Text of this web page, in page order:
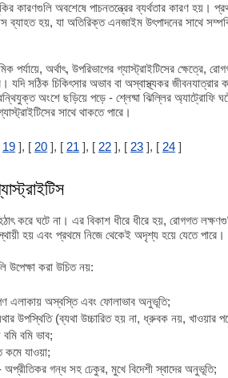
কারণগুলি অবশেষে পাচনতন্ত্রের ব্যর্থতার কারণ হয়।
ব্যাহত হয়, যা অতিরিক্ত এনজাইম উৎপাদনের সাথে
পর্যায়ে, অর্থাৎ, উপরিভাগের গ্যাস্ট্রাইটিসের ক্ষেত্রে,
যদি সঠিক চিকিৎসার অভাব বা অস্বাস্থ্যকর
অংশে ছড়িয়ে পড়ে - শ্লেষ্মা ঝিল্লির অ্যাট্রোফি
সাথে থাকতে পারে।
19 ], [ 20 ], [ 21 ], [ 22 ], [ 23 ], [ 24 ]
করে ঘটে না। এর বিকাশ ধীরে ধীরে হয়, রোগগত
হয় এবং প্রথমে নিজে থেকেই অদৃশ্য হয়ে যেতে পারে।
উপেক্ষা করা উচিত নয়:
এলাকায় অস্বস্তি এবং ফোলাভাব অনুভূতি;
উপস্থিতি (ব্যথা উচ্চারিত হয় না, ধ্রুবক নয়, খাওয়ার
বমি বমি ভাব;
কমে যাওয়া;
অপ্রীতিকর গন্ধ সহ ঢেকুর, মুখে বিদেশী স্বাদের অনুভূতি;